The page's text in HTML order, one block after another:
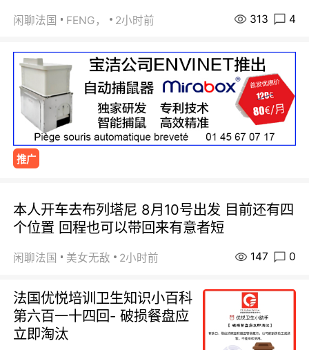
闲聊法国 FENG， 2小时前 313 4
推广
本人开车去布列塔尼 8月10号出发 目前还有四
个位置 回程也可以带回来有意者短
闲聊法国 美女无敌 2小时前 147 0
法国优悦培训卫生知识小百科
第六百一十四回- 破损餐盘应
立即淘汰